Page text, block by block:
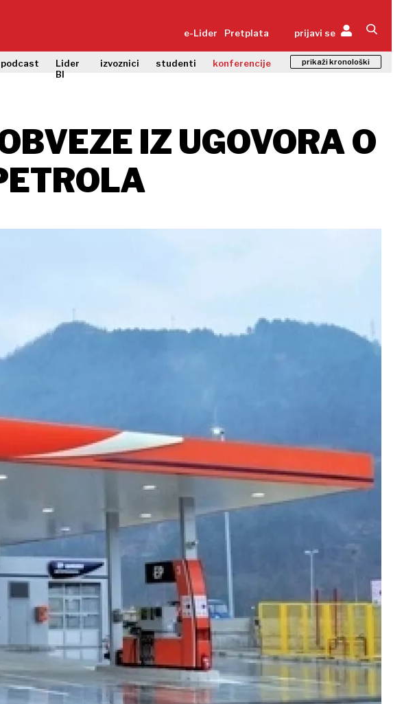
e-Lider Pretplata prijavi se
podcast
Lider
BI
izvoznici studenti konferencije prikaži kronološki
IZ UGOVORA O